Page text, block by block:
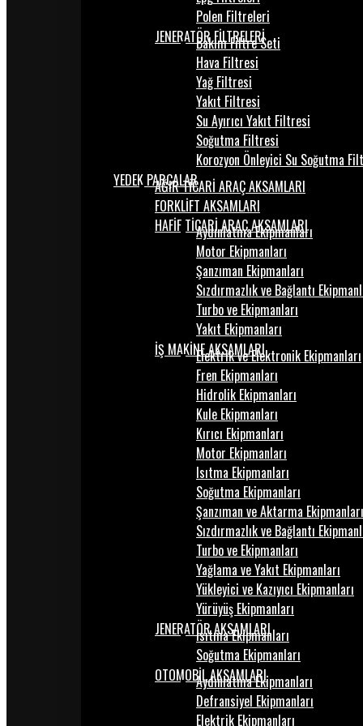
Polen Filtreleri
JENERATÖR FİLTRELERİ
Bakım Filtre Seti
Hava Filtresi
Yağ Filtresi
Yakıt Filtresi
Su Ayırıcı Yakıt Filtresi
Soğutma Filtresi
Korozyon Önleyici Su Soğutma
YEDEK PARÇALARAĞIR TİCARİ ARAÇ AKSAMLARI
FORKLİFT AKSAMLARI
HAFİF TİCARİ ARAÇ AKSAMLARI
Aydınlatma Ekipmanları
Motor Ekipmanları
Şanzıman Ekipmanları
Sızdırmazlık ve Bağlantı
Turbo ve Ekipmanları
Yakıt Ekipmanları
İŞ MAKİNE AKSAMLARI
Elektrik ve Elektronik Ekipmanları
Fren Ekipmanları
Hidrolik Ekipmanları
Kule Ekipmanları
Kırıcı Ekipmanları
Motor Ekipmanları
Isıtma Ekipmanları
Soğutma Ekipmanları
Şanzıman ve Aktarma Ekipmanları
Sızdırmazlık ve Bağlantı
Turbo ve Ekipmanları
Yağlama ve Yakıt Ekipmanları
Yükleyici ve Kazıyıcı Ekipmanları
Yürüyüş Ekipmanları
JENERATÖR AKSAMLARI
Isıtma Ekipmanları
Soğutma Ekipmanları
OTOMOBİL AKSAMLARI
Aydınlatma Ekipmanları
Defransiyel Ekipmanları
Elektrik Ekipmanları